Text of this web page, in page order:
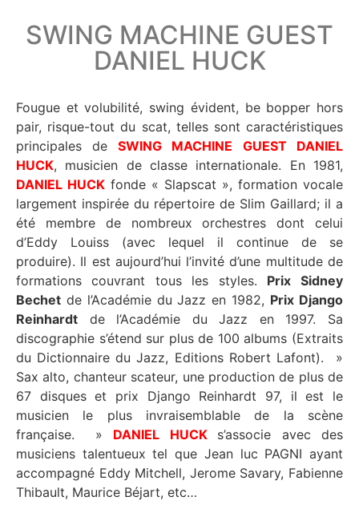
SWING MACHINE GUEST
DANIEL HUCK
Fougue et volubilité, swing évident, be bopper hors
pair, risque-tout du scat, telles sont caractéristiques
principales de SWING MACHINE GUEST DANIEL
HUCK, musicien de classe internationale. En 1981,
DANIEL HUCK fonde « Slapscat », formation vocale
largement inspirée du répertoire de Slim Gaillard; il a
été membre de nombreux orchestres dont celui
d’Eddy Louiss (avec lequel il continue de se
produire). Il est aujourd’hui l’invité d’une multitude de
formations couvrant tous les styles. Prix Sidney
Bechet de l’Académie du Jazz en 1982, Prix Django
Reinhardt de l’Académie du Jazz en 1997. Sa
discographie s’étend sur plus de 100 albums (Extraits
du Dictionnaire du Jazz, Editions Robert Lafont). »
Sax alto, chanteur scateur, une production de plus de
67 disques et prix Django Reinhardt 97, il est le
musicien le plus invraisemblable de la scène
française. » DANIEL HUCK s’associe avec des
musiciens talentueux tel que Jean luc PAGNI ayant
accompagné Eddy Mitchell, Jerome Savary, Fabienne
Thibault, Maurice Béjart, etc…